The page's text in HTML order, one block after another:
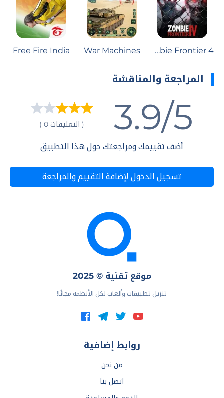
Zombie Frontier 4
War Machines
Free Fire India
المراجعة والمناقشة
3.9/5 ( التعليقات 0 )
أضف تقييمك ومراجعتك حول هذا التطبيق
تسجيل الدخول لإضافة التقييم والمراجعة
موقع تقنية © 2025
تنزيل تطبيقات وألعاب لكل الأنظمة مجانًا!
روابط إضافية
من نحن
اتصل بنا